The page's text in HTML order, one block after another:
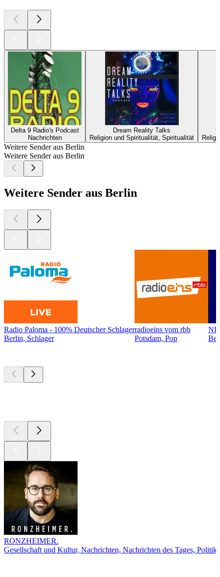
Delta 9 Radio's Podcast
Nachrichten
Dream Reality Talks
Religion und Spiritualität, Spiritualität
Weitere Sender aus Berlin
Weitere Sender aus Berlin
Weitere Sender aus Berlin
Radio Paloma - 100% Deutscher Schlager
Berlin, Schlager
radioeins vom rbb
Potsdam, Pop
RONZHEIMER.
Gesellschaft und Kultur, Nachrichten, Nachrichten des Tages, Politik